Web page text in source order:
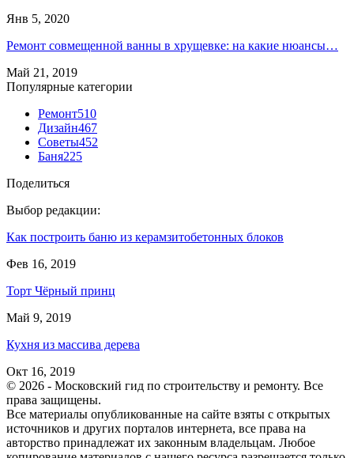
Янв 5, 2020
Ремонт совмещенной ванны в хрущевке: на какие нюансы…
Май 21, 2019
Популярные категории
Ремонт510
Дизайн467
Советы452
Баня225
Поделиться
Выбор редакции:
Как построить баню из керамзитобетонных блоков
Фев 16, 2019
Торт Чёрный принц
Май 9, 2019
Кухня из массива дерева
Окт 16, 2019
© 2026 - Московский гид по строительству и ремонту. Все
права защищены.
Все материалы опубликованные на сайте взяты с открытых
источников и других порталов интернета, все права на
авторство принадлежат их законным владельцам. Любое